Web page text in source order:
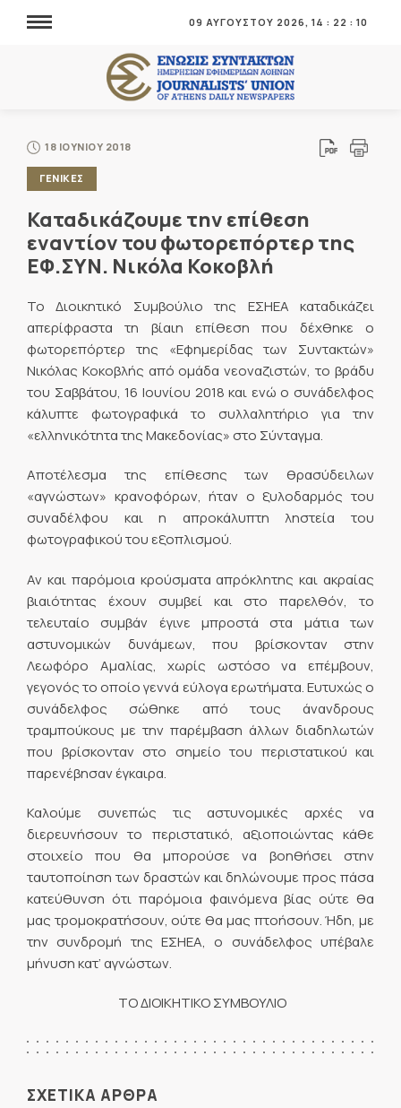
09 ΑΥΓΟΥΣΤΟΥ 2026, 14 : 22 : 10
18 ΙΟΥΝΙΟΥ 2018
ΓΕΝΙΚΕΣ
Καταδικάζουμε την επίθεση
εναντίον του φωτορεπόρτερ της
ΕΦ.ΣΥΝ. Νικόλα Κοκοβλή
Το Διοικητικό Συμβούλιο της ΕΣΗΕΑ καταδικάζει
απερίφραστα τη βίαιη επίθεση που δέχθηκε ο
φωτορεπόρτερ της «Εφημερίδας των Συντακτών»
Νικόλας Κοκοβλής από ομάδα νεοναζιστών, το βράδυ
του Σαββάτου, 16 Ιουνίου 2018 και ενώ ο συνάδελφος
κάλυπτε φωτογραφικά το συλλαλητήριο για την
«ελληνικότητα της Μακεδονίας» στο Σύνταγμα.
Αποτέλεσμα της επίθεσης των θρασύδειλων
«αγνώστων» κρανοφόρων, ήταν ο ξυλοδαρμός του
συναδέλφου και η απροκάλυπτη ληστεία του
φωτογραφικού του εξοπλισμού.
Αν και παρόμοια κρούσματα απρόκλητης και ακραίας
βιαιότητας έχουν συμβεί και στο παρελθόν, το
τελευταίο συμβάν έγινε μπροστά στα μάτια των
αστυνομικών δυνάμεων, που βρίσκονταν στην
Λεωφόρο Αμαλίας, χωρίς ωστόσο να επέμβουν,
γεγονός το οποίο γεννά εύλογα ερωτήματα. Ευτυχώς ο
συνάδελφος σώθηκε από τους άνανδρους
τραμπούκους με την παρέμβαση άλλων διαδηλωτών
που βρίσκονταν στο σημείο του περιστατικού και
παρενέβησαν έγκαιρα.
Καλούμε συνεπώς τις αστυνομικές αρχές να
διερευνήσουν το περιστατικό, αξιοποιώντας κάθε
στοιχείο που θα μπορούσε να βοηθήσει στην
ταυτοποίηση των δραστών και δηλώνουμε προς πάσα
κατεύθυνση ότι παρόμοια φαινόμενα βίας ούτε θα
μας τρομοκρατήσουν, ούτε θα μας πτοήσουν. Ήδη, με
την συνδρομή της ΕΣΗΕΑ, ο συνάδελφος υπέβαλε
μήνυση κατ’ αγνώστων.
ΤΟ ΔΙΟΙΚΗΤΙΚΟ ΣΥΜΒΟΥΛΙΟ
ΣΧΕΤΙΚΑ ΑΡΘΡΑ